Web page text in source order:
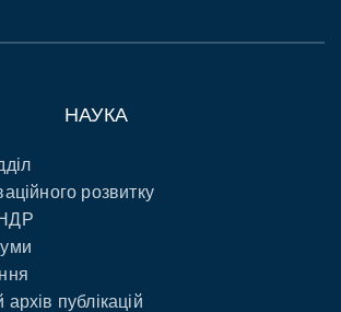
НАУКА
розвитку
публікацій